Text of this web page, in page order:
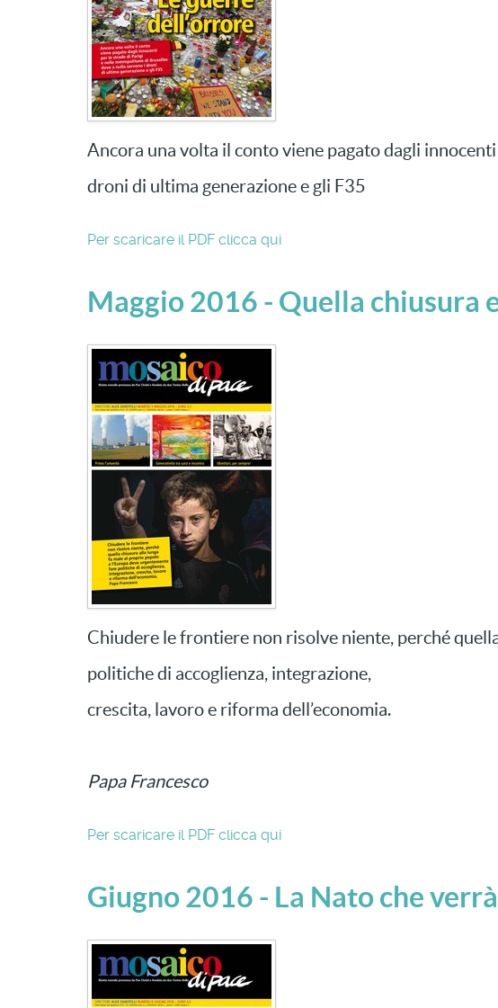
Ancora una volta il conto viene pagato dagli
droni di ultima generazione e gli F35
Per scaricare il PDF clicca qui
Maggio 2016 - Quella chiusura
Chiudere le frontiere non risolve niente, perché
politiche di accoglienza, integrazione,
crescita, lavoro e riforma dell’economia.
Papa Francesco
Per scaricare il PDF clicca qui
Giugno 2016 - La Nato che verrà